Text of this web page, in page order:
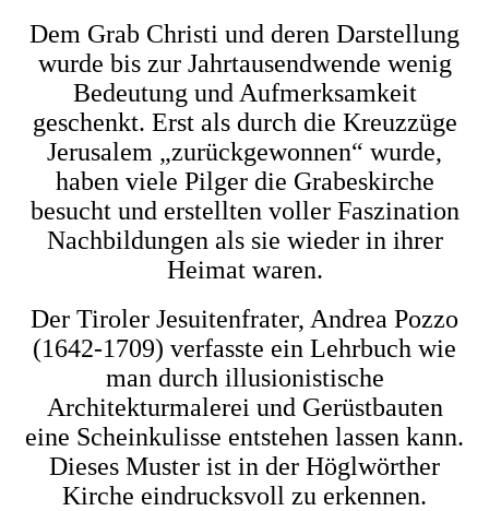
Dem Grab Christi und deren Darstellung
wurde bis zur Jahrtausendwende wenig
Bedeutung und Aufmerksamkeit
geschenkt. Erst als durch die Kreuzzüge
Jerusalem „zurückgewonnen“ wurde,
haben viele Pilger die Grabeskirche
besucht und erstellten voller Faszination
Nachbildungen als sie wieder in ihrer
Heimat waren.
Der Tiroler Jesuitenfrater, Andrea Pozzo
(1642-1709) verfasste ein Lehrbuch wie
man durch illusionistische
Architekturmalerei und Gerüstbauten
eine Scheinkulisse entstehen lassen kann.
Dieses Muster ist in der Höglwörther
Kirche eindrucksvoll zu erkennen.